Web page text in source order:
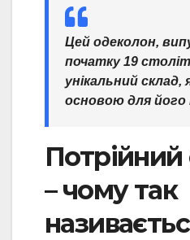
Цей одеколон,
початку 19
унікальний склад,
основою для його
– чому так